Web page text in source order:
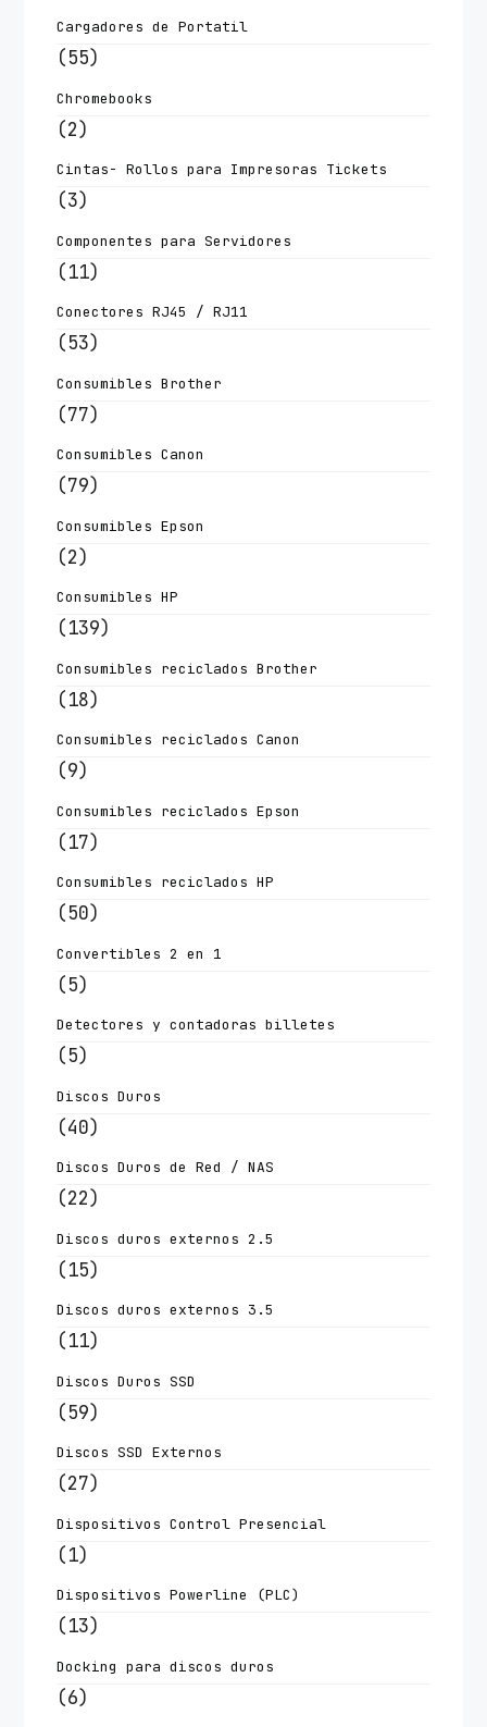
Cargadores de Portatil
(55)
Chromebooks
(2)
Cintas- Rollos para Impresoras Tickets
(3)
Componentes para Servidores
(11)
Conectores RJ45 / RJ11
(53)
Consumibles Brother
(77)
Consumibles Canon
(79)
Consumibles Epson
(2)
Consumibles HP
(139)
Consumibles reciclados Brother
(18)
Consumibles reciclados Canon
(9)
Consumibles reciclados Epson
(17)
Consumibles reciclados HP
(50)
Convertibles 2 en 1
(5)
Detectores y contadoras billetes
(5)
Discos Duros
(40)
Discos Duros de Red / NAS
(22)
Discos duros externos 2.5
(15)
Discos duros externos 3.5
(11)
Discos Duros SSD
(59)
Discos SSD Externos
(27)
Dispositivos Control Presencial
(1)
Dispositivos Powerline (PLC)
(13)
Docking para discos duros
(6)